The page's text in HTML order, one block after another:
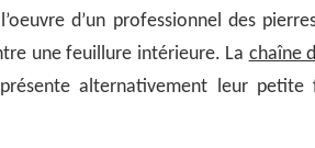
d’un professionnel des
une feuillure intérieure. La chaîne
présente alternativement leur